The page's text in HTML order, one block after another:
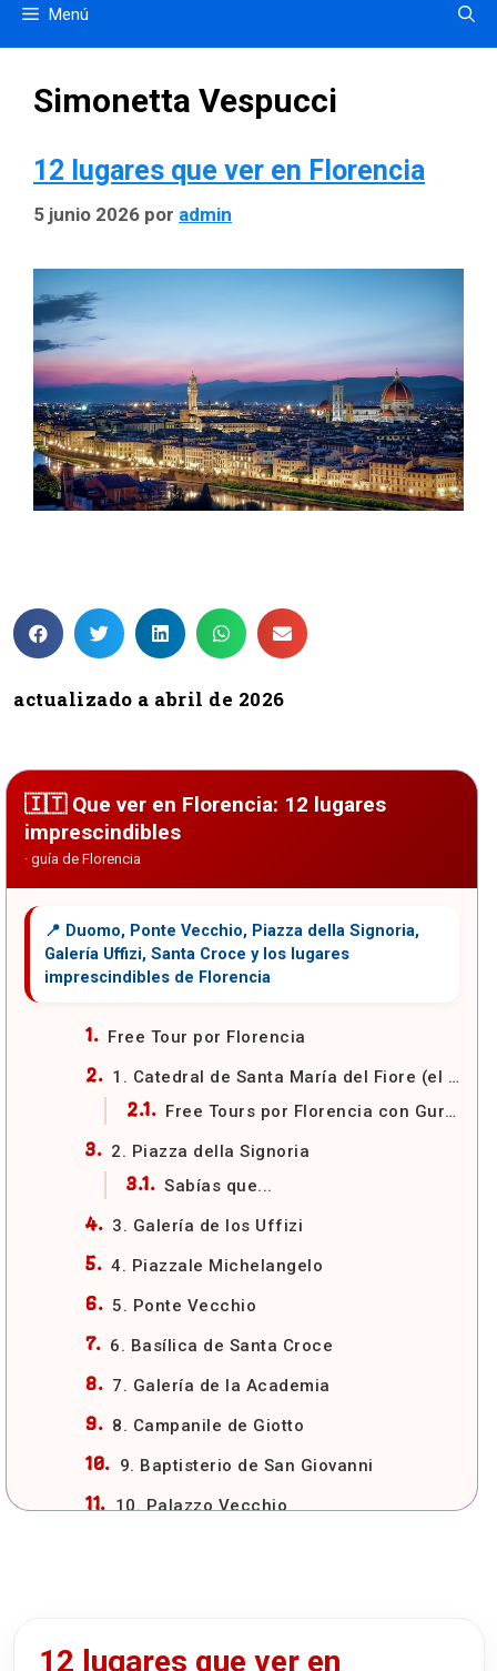
Menú
Simonetta Vespucci
12 lugares que ver en Florencia
5 junio 2026 por admin
actualizado a abril de 2026
Que ver en Florencia: 12 lugares
imprescindibles
Free Tour por Florencia
1. Catedral de Santa María del Fiore (el Duomo)
Free Tours por Florencia con GuruWalk
2. Piazza della Signoria
Sabías que...
3. Galería de los Uffizi
4. Piazzale Michelangelo
5. Ponte Vecchio
6. Basílica de Santa Croce
7. Galería de la Academia
8. Campanile de Giotto
9. Baptisterio de San Giovanni
10. Palazzo Vecchio
Cómo llegar a Florencia
12 lugares que ver en